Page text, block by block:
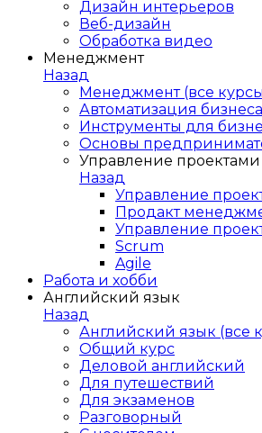
Дизайн интерьеров
Веб-дизайн
Обработка видео
Менеджмент
Назад
Менеджмент (все
Автоматизация бизнеса
Инструменты для
Основы
Управление проектами
Назад
Управление
Продакт
Управление
Scrum
Agile
Работа и хобби
Английский язык
Назад
Английский язык (все
Общий курс
Деловой английский
Для путешествий
Для экзаменов
Разговорный